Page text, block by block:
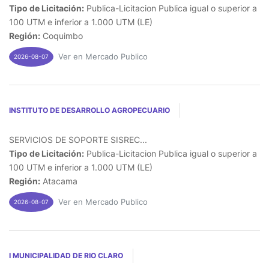
Tipo de Licitación: Publica-Licitacion Publica igual o superior a
100 UTM e inferior a 1.000 UTM (LE)
Región: Coquimbo
2026-08-07 Ver en Mercado Publico
INSTITUTO DE DESARROLLO AGROPECUARIO
SERVICIOS DE SOPORTE SISREC...
Tipo de Licitación: Publica-Licitacion Publica igual o superior a
100 UTM e inferior a 1.000 UTM (LE)
Región: Atacama
2026-08-07 Ver en Mercado Publico
I MUNICIPALIDAD DE RIO CLARO